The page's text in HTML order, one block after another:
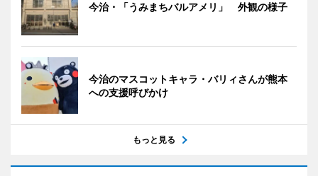
今治・「うみまちバルアメリ」 外観の様子
今治のマスコットキャラ・バリィさんが熊本
への支援呼びかけ
もっと見る